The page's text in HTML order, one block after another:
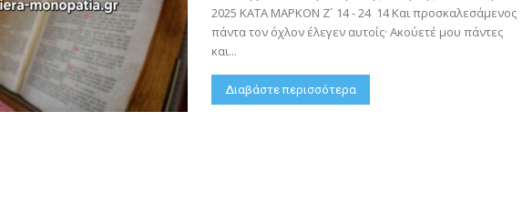
2025 ΚΑΤΑ ΜΑΡΚΟΝ Ζ´ 14 - 24 14 Και προσκαλεσάμενος
πάντα τον όχλον έλεγεν αυτοίς· Ακούετέ μου πάντες
και...
Διαβάστε περισσότερα